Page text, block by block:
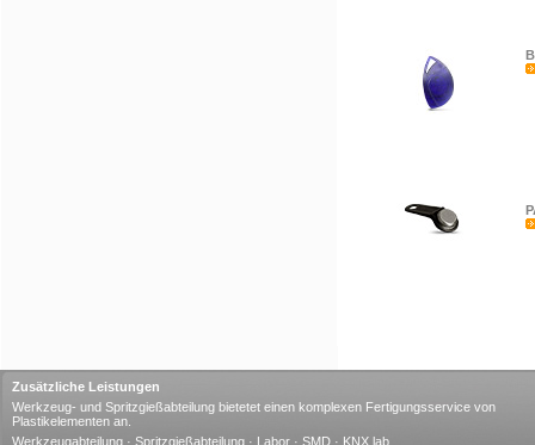
Zusätzliche Leistungen
Werkzeug- und Spritzgießabteilung bietetet einen komplexen Fertigungsservice von
Plastikelementen an.
Werkzeugabteilung · Spritzgießabteilung · Labor · SMD · KNX lab